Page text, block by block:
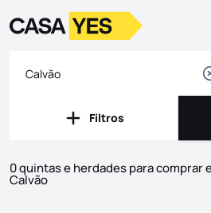
LogoIr para a homepage
Filtros
Filtros
0 quintas e herdades para comprar em
Calvão